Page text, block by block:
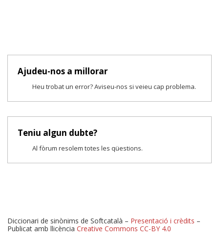
Ajudeu-nos a millorar
Heu trobat un error? Aviseu-nos si veieu cap problema.
Teniu algun dubte?
Al fòrum resolem totes les qüestions.
Diccionari de sinònims de Softcatalà – Presentació i crèdits –
Publicat amb llicència Creative Commons CC-BY 4.0